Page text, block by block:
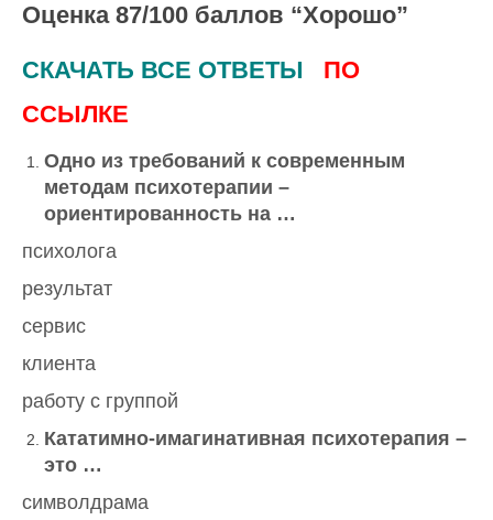
Оценка 87/100 баллов “Хорошо”
СКАЧАТЬ ВСЕ ОТВЕТЫ
ПО
ССЫЛКЕ
Одно из требований к современным
методам психотерапии –
ориентированность на …
психолога
результат
сервис
клиента
работу с группой
Кататимно-имагинативная психотерапия –
это …
символдрама